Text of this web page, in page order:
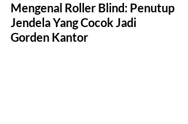
Mengenal Roller Blind: Penutup
Jendela Yang Cocok Jadi
Gorden Kantor